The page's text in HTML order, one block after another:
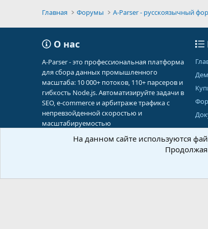
Главная Форумы A-Parser - русскоязычный
О нас
A-Parser - это профессиональная платформа
для сбора данных промышленного
масштаба: 10 000+ потоков, 110+ парсеров и
гибкость Node.js. Автоматизируйте задачи в
SEO, e-commerce и арбитраже трафика с
непревзойденной скоростью и
масштабируемостью
На данном сайте используются